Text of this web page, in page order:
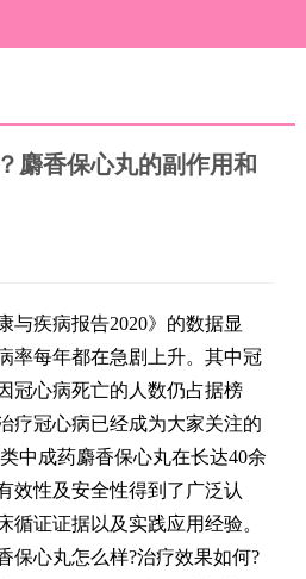
麝香保心丸的副作用和
与疾病报告2020》的数据显
率每年都在急剧上升。其中冠
冠心病死亡的人数仍占据榜
疗冠心病已经成为大家关注的
中成药麝香保心丸在长达40余
效性及安全性得到了广泛认
循证证据以及实践应用经验。
保心丸怎么样?治疗效果如何?